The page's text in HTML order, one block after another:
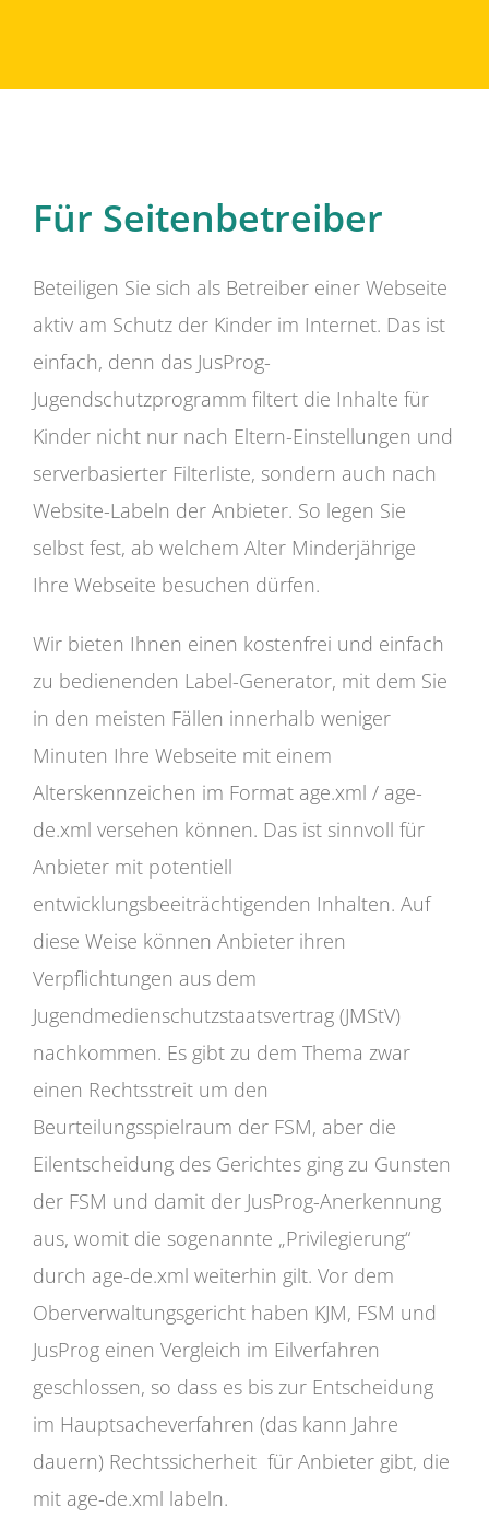
Für Seitenbetreiber
Beteiligen Sie sich als Betreiber einer Webseite
aktiv am Schutz der Kinder im Internet. Das ist
einfach, denn das JusProg-
Jugendschutzprogramm filtert die Inhalte für
Kinder nicht nur nach Eltern-Einstellungen und
serverbasierter Filterliste, sondern auch nach
Website-Labeln der Anbieter. So legen Sie
selbst fest, ab welchem Alter Minderjährige
Ihre Webseite besuchen dürfen.
Wir bieten Ihnen einen kostenfrei und einfach
zu bedienenden Label-Generator, mit dem Sie
in den meisten Fällen innerhalb weniger
Minuten Ihre Webseite mit einem
Alterskennzeichen im Format age.xml / age-
de.xml versehen können. Das ist sinnvoll für
Anbieter mit potentiell
entwicklungsbeeiträchtigenden Inhalten. Auf
diese Weise können Anbieter ihren
Verpflichtungen aus dem
Jugendmedienschutzstaatsvertrag (JMStV)
nachkommen. Es gibt zu dem Thema zwar
einen Rechtsstreit um den
Beurteilungsspielraum der FSM, aber die
Eilentscheidung des Gerichtes ging zu Gunsten
der FSM und damit der JusProg-Anerkennung
aus, womit die sogenannte „Privilegierung“
durch age-de.xml weiterhin gilt. Vor dem
Oberverwaltungsgericht haben KJM, FSM und
JusProg einen Vergleich im Eilverfahren
geschlossen, so dass es bis zur Entscheidung
im Hauptsacheverfahren (das kann Jahre
dauern) Rechtssicherheit für Anbieter gibt, die
mit age-de.xml labeln.